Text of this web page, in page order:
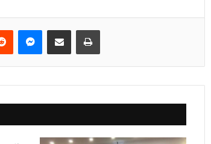
Reddit Messenger
Share via Email Print